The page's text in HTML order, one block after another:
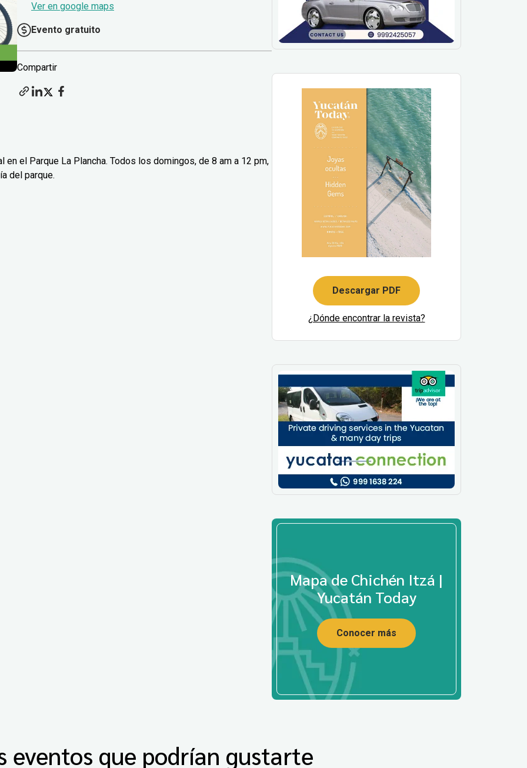
Ver en google maps
Evento gratuito
Compartir
el Parque La Plancha. Todos los domingos, de 8 am a 12 pm,
del parque.
Descargar PDF
¿Dónde encontrar la revista?
Mapa de Chichén Itzá |
Yucatán Today
Conocer más
eventos que podrían gustarte